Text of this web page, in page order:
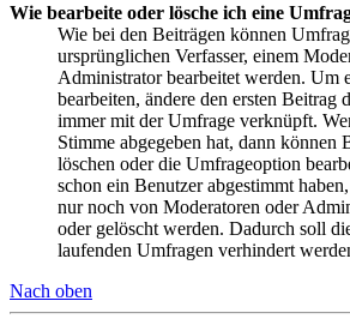
Wie bearbeite oder lösche ich eine
Wie bei den Beiträgen können
ursprünglichen Verfasser, einem
Administrator bearbeitet werden. Um
bearbeiten, ändere den ersten Beitrag
immer mit der Umfrage verknüpft.
Stimme abgegeben hat, dann können
löschen oder die Umfrageoption
schon ein Benutzer abgestimmt
nur noch von Moderatoren oder
oder gelöscht werden. Dadurch soll
laufenden Umfragen verhindert
Nach oben